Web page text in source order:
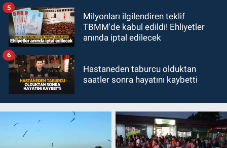
Milyonları ilgilendiren teklif
TBMM'de kabul edildi! Ehliyetler
anında iptal edilecek
5
Hastaneden taburcu olduktan
saatler sonra hayatını kaybetti
6